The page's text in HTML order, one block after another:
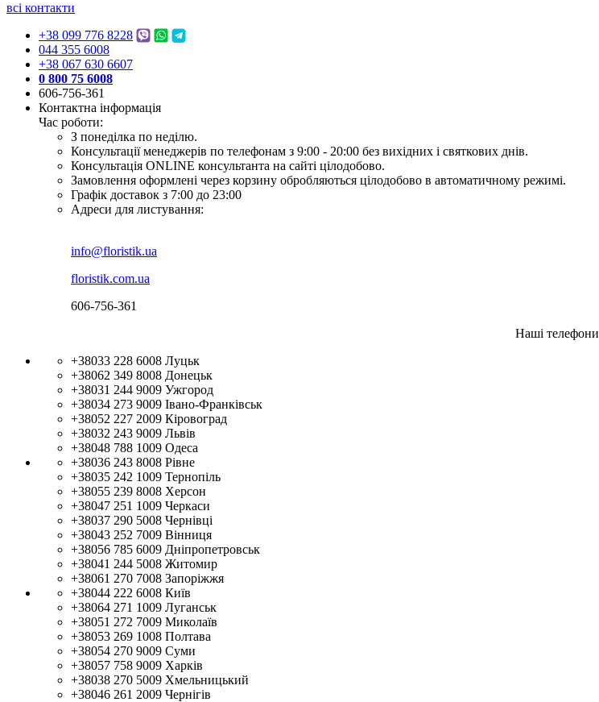
всі контакти
+38 099 776 8228
044 355 6008
+38 067 630 6607
0 800 75 6008
606-756-361
Контактна інформація
Час роботи:
З понеділка по неділю.
Консультації менеджерів по телефонам з 9:00 - 20:00 без вихідних і святкових днів.
Консультація ONLINE консультанта на сайті цілодобово.
Замовлення оформлені через корзину обробляються цілодобово в автоматичному режимі.
Графік доставок з 7:00 до 23:00
Адреси для листування:
info@floristik.ua
floristik.com.ua
606-756-361
Наші телефони
+38033 228 6008 Луцьк
+38062 349 8008 Донецьк
+38031 244 9009 Ужгород
+38034 273 9009 Івано-Франківськ
+38052 227 2009 Кіровоград
+38032 243 9009 Львів
+38048 788 1009 Одеса
+38036 243 8008 Рівне
+38035 242 1009 Тернопіль
+38055 239 8008 Херсон
+38047 251 1009 Черкаси
+38037 290 5008 Чернівці
+38043 252 7009 Вінниця
+38056 785 6009 Дніпропетровськ
+38041 244 5008 Житомир
+38061 270 7008 Запоріжжя
+38044 222 6008 Київ
+38064 271 1009 Луганськ
+38051 272 7009 Миколаїв
+38053 269 1008 Полтава
+38054 270 9009 Суми
+38057 758 9009 Харків
+38038 270 5009 Хмельницький
+38046 261 2009 Чернігів